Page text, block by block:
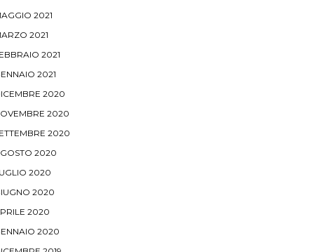
2021
2021
2021
2021
2020
2020
2020
2020
2020
2020
2020
2020